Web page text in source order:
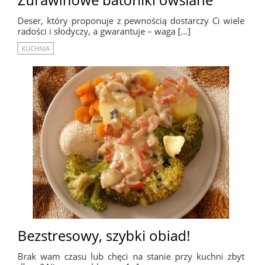
Deser, który proponuje z pewnością dostarczy Ci wiele
radości i słodyczy, a gwarantuje – waga […]
KUCHNIA
Bezstresowy, szybki obiad!
Brak wam czasu lub chęci na stanie przy kuchni zbyt